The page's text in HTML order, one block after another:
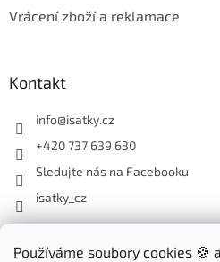
Používáme soubory cookies 🍪
Vrácení zboží a reklamace
Kontakt
info@isatky.cz
+420 737 639 630
Sledujte nás na Facebooku
isatky_cz
Odebírat newsletter